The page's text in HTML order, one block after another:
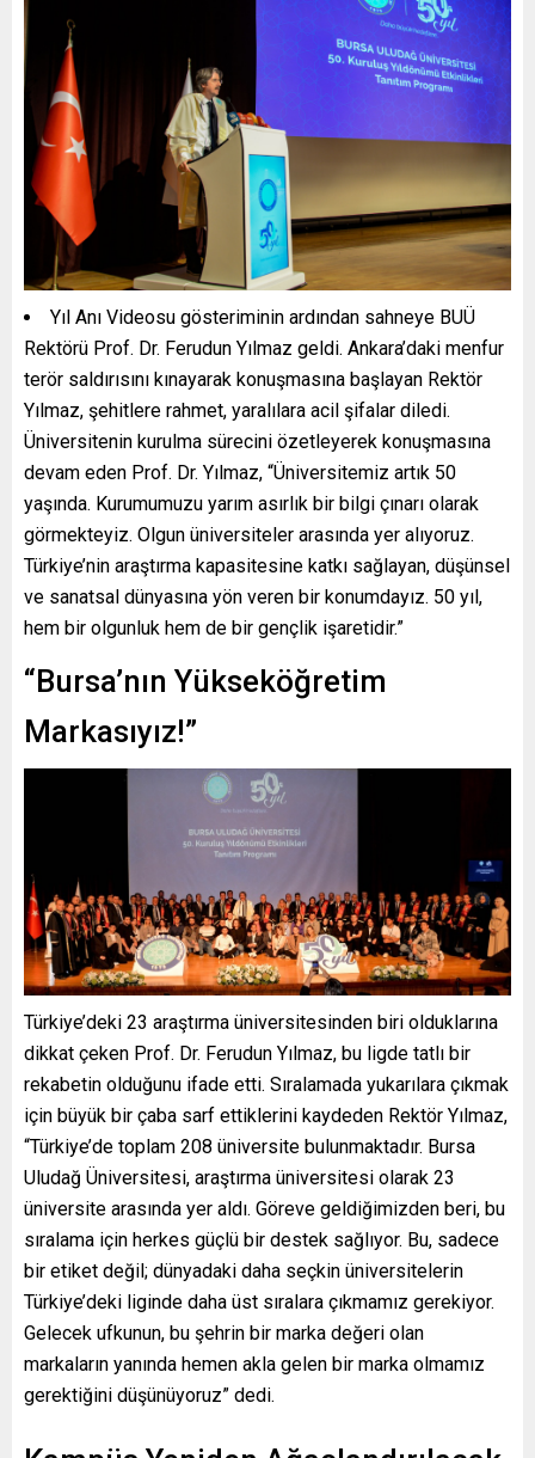
Yıl Anı Videosu gösteriminin ardından sahneye BUÜ
Rektörü Prof. Dr. Ferudun Yılmaz geldi. Ankara’daki menfur
terör saldırısını kınayarak konuşmasına başlayan Rektör
Yılmaz, şehitlere rahmet, yaralılara acil şifalar diledi.
Üniversitenin kurulma sürecini özetleyerek konuşmasına
devam eden Prof. Dr. Yılmaz, “Üniversitemiz artık 50
yaşında. Kurumumuzu yarım asırlık bir bilgi çınarı olarak
görmekteyiz. Olgun üniversiteler arasında yer alıyoruz.
Türkiye’nin araştırma kapasitesine katkı sağlayan, düşünsel
ve sanatsal dünyasına yön veren bir konumdayız. 50 yıl,
hem bir olgunluk hem de bir gençlik işaretidir.”
“Bursa’nın Yükseköğretim
Markasıyız!”
Türkiye’deki 23 araştırma üniversitesinden biri olduklarına
dikkat çeken Prof. Dr. Ferudun Yılmaz, bu ligde tatlı bir
rekabetin olduğunu ifade etti. Sıralamada yukarılara çıkmak
için büyük bir çaba sarf ettiklerini kaydeden Rektör Yılmaz,
“Türkiye’de toplam 208 üniversite bulunmaktadır. Bursa
Uludağ Üniversitesi, araştırma üniversitesi olarak 23
üniversite arasında yer aldı. Göreve geldiğimizden beri, bu
sıralama için herkes güçlü bir destek sağlıyor. Bu, sadece
bir etiket değil; dünyadaki daha seçkin üniversitelerin
Türkiye’deki liginde daha üst sıralara çıkmamız gerekiyor.
Gelecek ufkunun, bu şehrin bir marka değeri olan
markaların yanında hemen akla gelen bir marka olmamız
gerektiğini düşünüyoruz” dedi.